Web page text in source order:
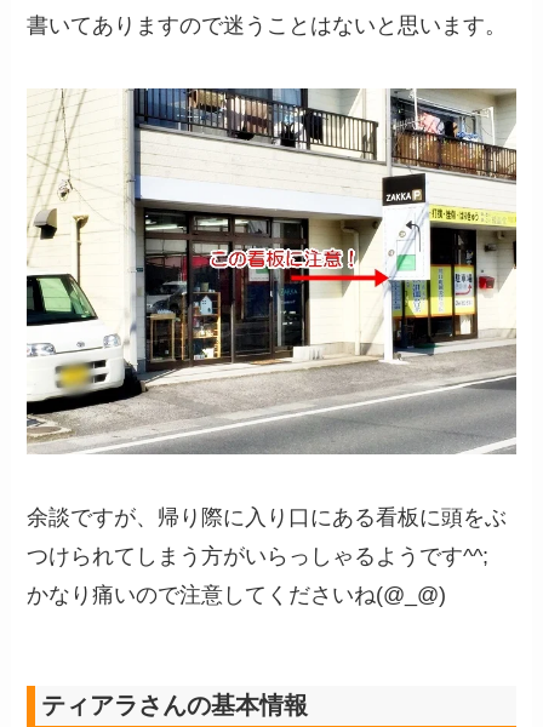
書いてありますので迷うことはないと思います。
余談ですが、帰り際に入り口にある看板に頭をぶ
つけられてしまう方がいらっしゃるようです^^;
かなり痛いので注意してくださいね(@_@)
ティアラさんの基本情報